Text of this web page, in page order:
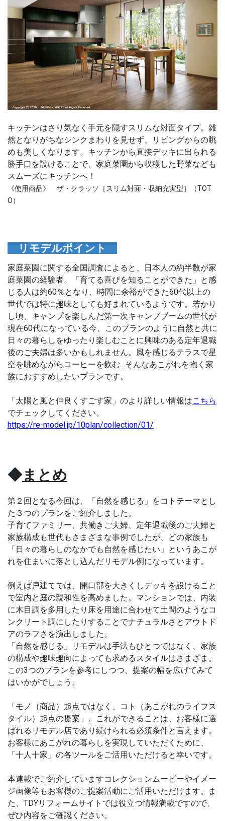
キッチンはさり気なく手元を隠すスリムな対面タイプ。雑
然となりがちなシンクまわりを見せず、リビングからの眺
めも美しくなります。キッチンから直接デッキに出られる
勝手口を設けることで、家庭菜園から収穫した野菜なども
スムーズにキッチンへ！
《使用商品》 ザ・クラッソ［スリム対面・収納充実型］（TOT
O）
リモデルポイント
家庭菜園に関する全国調査によると、日本人の約半数が家
庭菜園の経験者。「育てる喜びを知ることができた」と感
じる人は約60％となり、時間に余裕ができた60代以上の
世代では特に趣味としても好まれているようです。若かり
し頃、キャンプを楽しんだ第一次キャンプブームの世代が
現在60代になっている今、このプランのように自然と共に
日々の暮らしをゆったり楽しむことに興味のある定年退職
後のご夫婦は多いかもしれません。風を感じるテラスで星
空を眺めながらコーヒーを飲む…そんなあこがれを抱く家
族におすすめしたいプランです。
「太陽と風と仲良くすごす家」のより詳しい情報はこちら
でチェックしてください。
https://re-model.jp/10plan/collection/01/
◆まとめ
第２回となる今回は、「自然を感じる」をコトテーマとし
た３つのプランをご紹介しました。
子育てファミリー、共働きご夫婦、定年退職後のご夫婦と
家族構成も世代もさまざまな事例でしたが、どの家族も
「日々の暮らしのなかでも自然を感じたい」というあこが
れを住まいに落とし込んだリモデル例になっています。
例えば戸建てでは、開口部を大きくしデッキを設けること
で室内と庭の親和性を高めました。マンションでは、内装
に木目調を多用したり床を用途に合わせて土間のようなコ
ンクリート調にしたりすることでナチュラルさとアウトド
アのラフさを演出しました。
「自然を感じる」リモデルは手法もひとつではなく、家族
の構成や趣味趣向によっても求めるスタイルはさまざま。
この3つのプランを参考にしつつ、提案の幅を広げてみて
はいかがでしょう。
「モノ（商品）起点ではなく、コト（あこがれのライフス
タイル）起点の提案」。これができることは、お客様に選
ばれるリモデル店であり続けられる必須条件と言えます。
お客様にあこがれの暮らしを実現していただくために、
「十人十家」の各ツールをご活用いただけると幸いです。
本連載でご紹介していますコレクションムービーやイメー
ジ画像等もお客様のご提案活動にご活用いただけます。ま
た、TDYリフォームサイトでは役立つ情報満載ですので、
ぜひ内容をご確認ください。